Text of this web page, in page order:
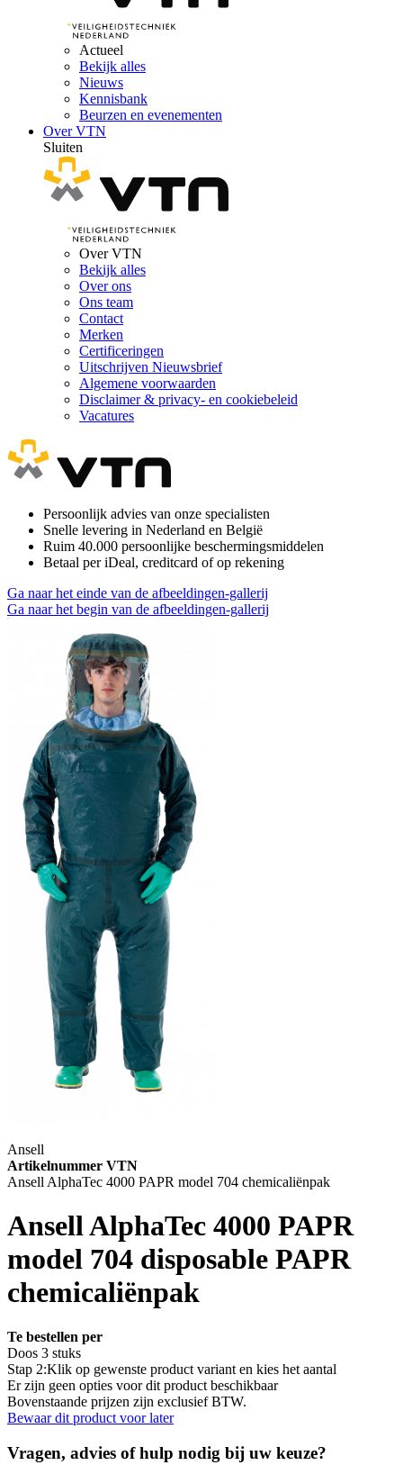
Actueel
Bekijk alles
Nieuws
Kennisbank
Beurzen en evenementen
Over VTN
Sluiten
Over VTN
Bekijk alles
Over ons
Ons team
Contact
Merken
Certificeringen
Uitschrijven Nieuwsbrief
Algemene voorwaarden
Disclaimer & privacy- en cookiebeleid
Vacatures
Persoonlijk advies van onze specialisten
Snelle levering in Nederland en België
Ruim 40.000 persoonlijke beschermingsmiddelen
Betaal per iDeal, creditcard of op rekening
Ga naar het einde van de afbeeldingen-gallerij
Ga naar het begin van de afbeeldingen-gallerij
Ansell
Artikelnummer VTN
Ansell AlphaTec 4000 PAPR model 704 chemicaliënpak
Ansell AlphaTec 4000 PAPR
model 704 disposable PAPR
chemicaliënpak
Te bestellen per
Doos 3 stuks
Stap 2:Klik op gewenste product variant en kies het aantal
Er zijn geen opties voor dit product beschikbaar
Bovenstaande prijzen zijn exclusief BTW.
Bewaar dit product voor later
Vragen, advies of hulp nodig bij uw keuze?